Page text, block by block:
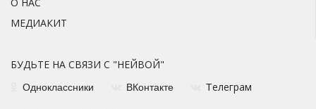
О НАС
МЕДИАКИТ
БУДЬТЕ НА СВЯЗИ С "НЕЙВОЙ"
Одноклассники ВКонтакте Телеграм